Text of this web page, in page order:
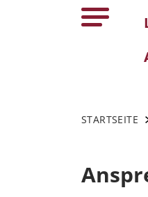
STARTSEITE